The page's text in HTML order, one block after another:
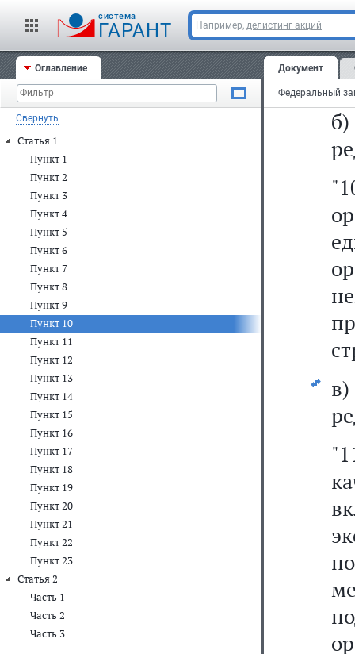
cистема
ГАРАНТ Например, делистинг акций
Оглавление
Свернуть
Статья 1
Пункт 1
Пункт 2
Пункт 3
Пункт 4
Пункт 5
Пункт 6
Пункт 7
Пункт 8
Пункт 9
Пункт 10
Пункт 11
Пункт 12
Пункт 13
Пункт 14
Пункт 15
Пункт 16
Пункт 17
Пункт 18
Пункт 19
Пункт 20
Пункт 21
Пункт 22
Пункт 23
Статья 2
Часть 1
Часть 2
Часть 3
Документ